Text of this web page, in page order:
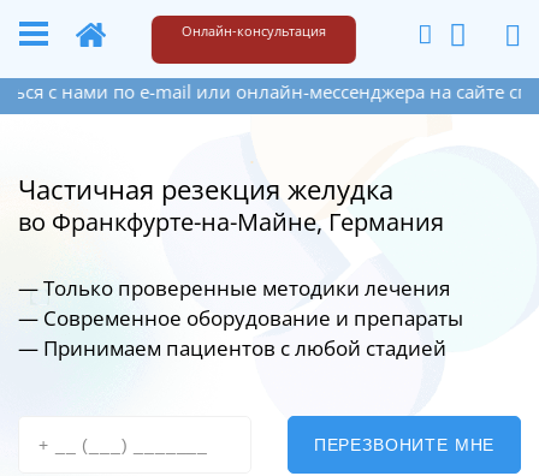
+49 173 6609187 Написать
Онлайн-консультация
по e-mail или онлайн-мессенджера на сайте справа
Частичная резекция желудка
во Франкфурте-на-Майне, Германия
— Только проверенные методики лечения
— Современное оборудование и препараты
— Принимаем пациентов с любой стадией
ПЕРЕЗВОНИТЕ МНЕ